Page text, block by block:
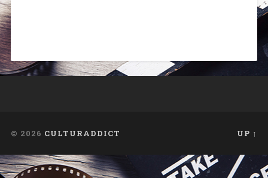
© 2026 CULTURADDICT UP ↑